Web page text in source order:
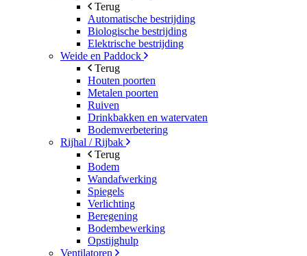
Terug
Automatische bestrijding
Biologische bestrijding
Elektrische bestrijding
Weide en Paddock
Terug
Houten poorten
Metalen poorten
Ruiven
Drinkbakken en watervaten
Bodemverbetering
Rijhal / Rijbak
Terug
Bodem
Wandafwerking
Spiegels
Verlichting
Beregening
Bodembewerking
Opstijghulp
Ventilatoren